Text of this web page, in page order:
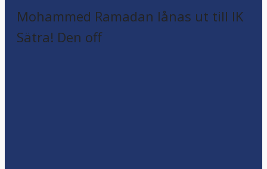
Mohammed Ramadan lånas ut till IK
Sätra! Den off